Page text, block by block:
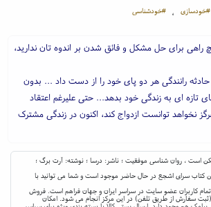
#خودسازی ، #خودشناسی
راهی برای حل مشکل و فائق شدن بر اندوه تان ندارید،
رانندگی هر دو پای خود را از دست داد ... بدون
تازه ای به زندگی خود بدهد... حتی علیرغم اعتقاد
نخواهد توانست ازدواج کند، اکنون در زندگی مشترک
است ، روان شناسی موفقیت ؛ ناشر: درسا ؛ نوشته: آرت برگ ؛
کتاب سرای اشجع در حال حاضر موجود است و شما می توانید با
تمام کاربران عضو سایت در سراسر ایران و جهان فراهم است. فروش
سفارش از طریق تلفن) در این مرکز انجام می شود. امکان